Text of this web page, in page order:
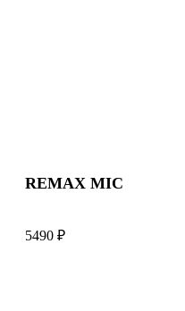
REMAX MIC
5490 ₽